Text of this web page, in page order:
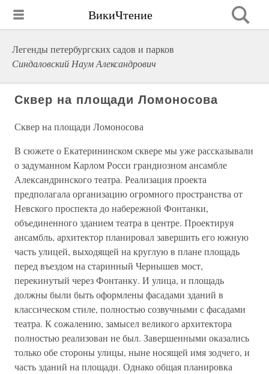
ВикиЧтение
Легенды петербургских садов и парков
Синдаловский Наум Александрович
Сквер на площади Ломоносова
Сквер на площади Ломоносова
В сюжете о Екатерининском сквере мы уже рассказывали
о задуманном Карлом Росси грандиозном ансамбле
Александринского театра. Реализация проекта
предполагала организацию огромного пространства от
Невского проспекта до набережной Фонтанки,
объединенного зданием театра в центре. Проектируя
ансамбль, архитектор планировал завершить его южную
часть улицей, выходящей на круглую в плане площадь
перед въездом на старинный Чернышев мост,
перекинутый через Фонтанку. И улица, и площадь
должны были быть оформлены фасадами зданий в
классическом стиле, полностью созвучными с фасадами
театра. К сожалению, замысел великого архитектора
полностью реализован не был. Завершенными оказались
только обе стороны улицы, ныне носящей имя зодчего, и
часть зданий на площади. Однако общая планировка